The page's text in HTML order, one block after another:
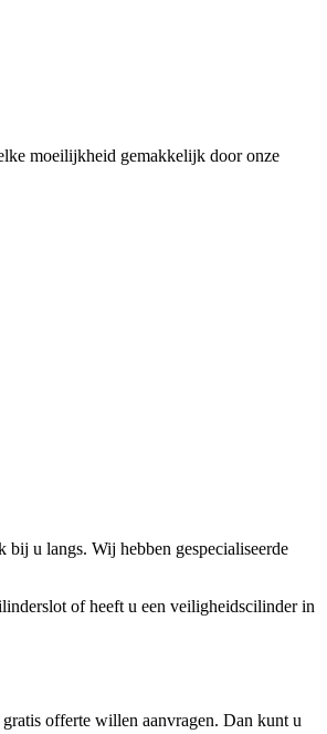
moeilijkheid gemakkelijk door onze
u langs. Wij hebben gespecialiseerde
of heeft u een veiligheidscilinder in
offerte willen aanvragen. Dan kunt u